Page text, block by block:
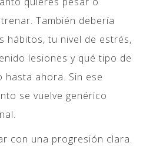
También debería
hábitos, tu nivel de estrés,
lesiones y qué tipo de
ahora. Sin ese
se vuelve genérico
con una progresión clara.